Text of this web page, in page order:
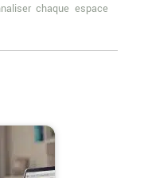
chaque espace